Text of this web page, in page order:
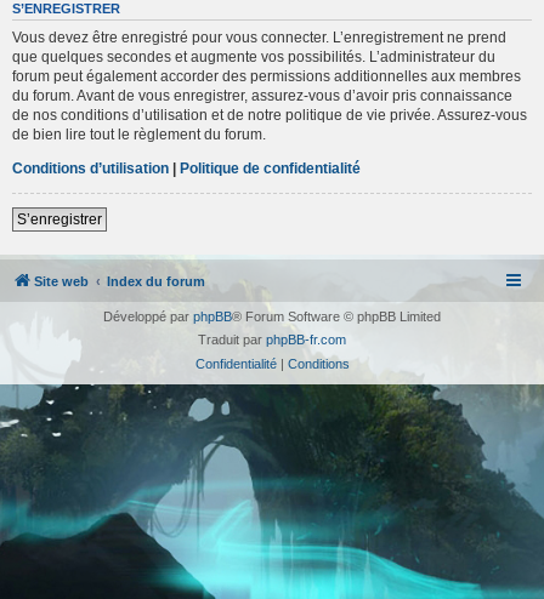
S’ENREGISTRER
Vous devez être enregistré pour vous connecter. L’enregistrement ne prend
que quelques secondes et augmente vos possibilités. L’administrateur du
forum peut également accorder des permissions additionnelles aux membres
du forum. Avant de vous enregistrer, assurez-vous d’avoir pris connaissance
de nos conditions d’utilisation et de notre politique de vie privée. Assurez-vous
de bien lire tout le règlement du forum.
Conditions d’utilisation | Politique de confidentialité
S’enregistrer
Site web Index du forum
Développé par phpBB® Forum Software © phpBB Limited
Traduit par phpBB-fr.com
Confidentialité| Conditions